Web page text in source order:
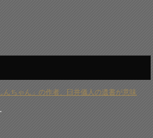
んちゃん」の作者、臼井儀人の遺書が意味